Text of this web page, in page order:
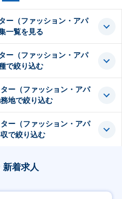
ー（ファッション・アパ
一覧を見る
ー（ファッション・アパ
で絞り込む
ー（ファッション・アパ
地で絞り込む
ー（ファッション・アパ
で絞り込む
新着求人